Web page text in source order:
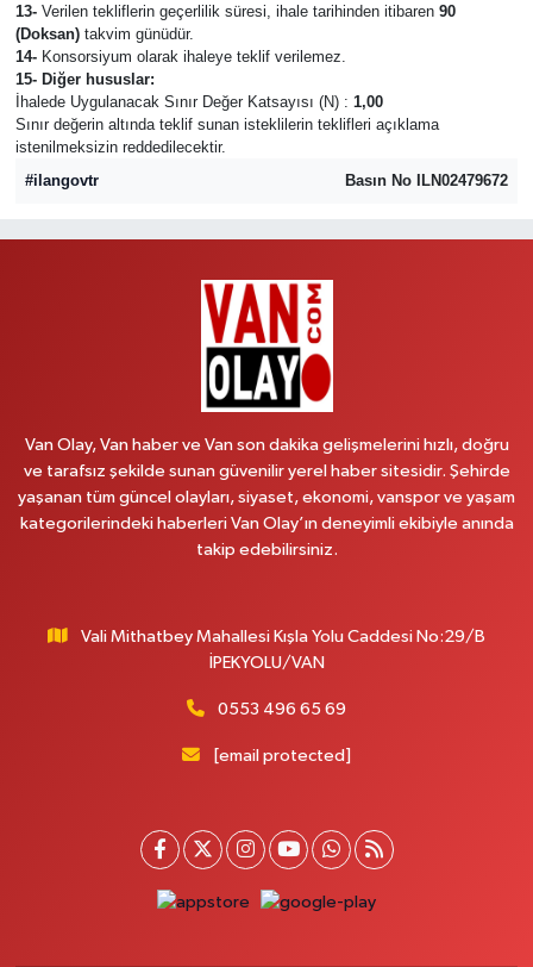
13-Verilen tekliflerin geçerlilik süresi, ihale tarihinden itibaren 90
(Doksan)takvim günüdür.
14-Konsorsiyum olarak ihaleye teklif verilemez.
15- Diğer hususlar:
İhalede Uygulanacak Sınır Değer Katsayısı (N) : 1,00
Sınır değerin altında teklif sunan isteklilerin teklifleri açıklama
istenilmeksizin reddedilecektir.
#ilangovtr
Basın No ILN02479672
Van Olay, Van haber ve Van son dakika gelişmelerini hızlı, doğru
ve tarafsız şekilde sunan güvenilir yerel haber sitesidir. Şehirde
yaşanan tüm güncel olayları, siyaset, ekonomi, vanspor ve yaşam
kategorilerindeki haberleri Van Olay’ın deneyimli ekibiyle anında
takip edebilirsiniz.
Vali Mithatbey Mahallesi Kışla Yolu Caddesi No:29/B
İPEKYOLU/VAN
0553 496 65 69
[email protected]